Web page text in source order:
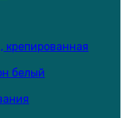
крепированная
белый